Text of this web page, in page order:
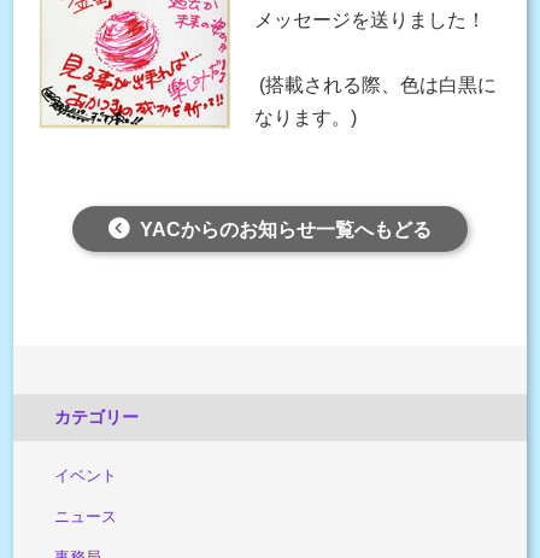
メッセージを送りました！
(搭載される際、色は白黒に
なります。)
YACからのお知らせ一覧へもどる
カテゴリー
イベント
ニュース